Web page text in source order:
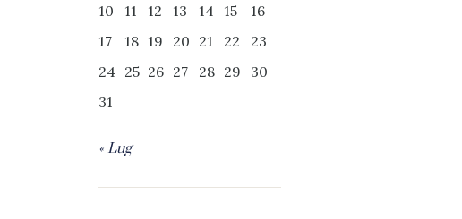
10
11 12 13 14 15
16
17
18 19 20 21 22
23
24 25 26 27 28 29
30
31
« Lug